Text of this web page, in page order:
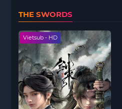
THE SWORDS
Vietsub - HD